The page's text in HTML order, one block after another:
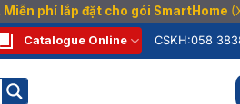
phí lắp đặt cho gói SmartHome
Catalogue Online CSKH:058